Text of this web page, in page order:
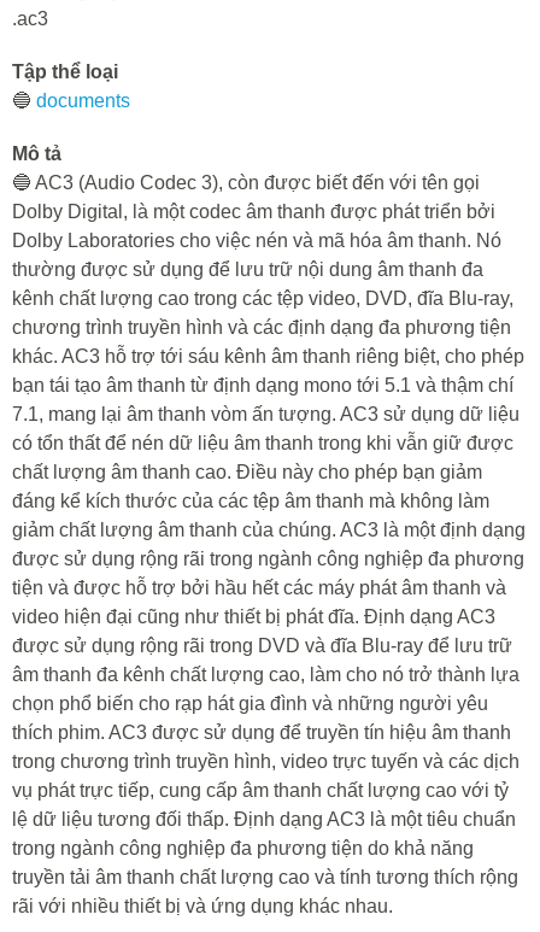
.ac3
Tập thể loại
🔵 documents
Mô tả
🔵 AC3 (Audio Codec 3), còn được biết đến với tên gọi
Dolby Digital, là một codec âm thanh được phát triển bởi
Dolby Laboratories cho việc nén và mã hóa âm thanh. Nó
thường được sử dụng để lưu trữ nội dung âm thanh đa
kênh chất lượng cao trong các tệp video, DVD, đĩa Blu-ray,
chương trình truyền hình và các định dạng đa phương tiện
khác. AC3 hỗ trợ tới sáu kênh âm thanh riêng biệt, cho phép
bạn tái tạo âm thanh từ định dạng mono tới 5.1 và thậm chí
7.1, mang lại âm thanh vòm ấn tượng. AC3 sử dụng dữ liệu
có tổn thất để nén dữ liệu âm thanh trong khi vẫn giữ được
chất lượng âm thanh cao. Điều này cho phép bạn giảm
đáng kể kích thước của các tệp âm thanh mà không làm
giảm chất lượng âm thanh của chúng. AC3 là một định dạng
được sử dụng rộng rãi trong ngành công nghiệp đa phương
tiện và được hỗ trợ bởi hầu hết các máy phát âm thanh và
video hiện đại cũng như thiết bị phát đĩa. Định dạng AC3
được sử dụng rộng rãi trong DVD và đĩa Blu-ray để lưu trữ
âm thanh đa kênh chất lượng cao, làm cho nó trở thành lựa
chọn phổ biến cho rạp hát gia đình và những người yêu
thích phim. AC3 được sử dụng để truyền tín hiệu âm thanh
trong chương trình truyền hình, video trực tuyến và các dịch
vụ phát trực tiếp, cung cấp âm thanh chất lượng cao với tỷ
lệ dữ liệu tương đối thấp. Định dạng AC3 là một tiêu chuẩn
trong ngành công nghiệp đa phương tiện do khả năng
truyền tải âm thanh chất lượng cao và tính tương thích rộng
rãi với nhiều thiết bị và ứng dụng khác nhau.